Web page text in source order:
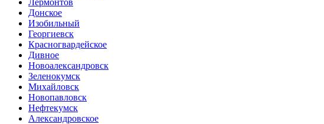
Донское
Изобильный
Георгиевск
Красногвардейское
Дивное
Новоалександровск
Зеленокумск
Михайловск
Новопавловск
Нефтекумск
Александровское